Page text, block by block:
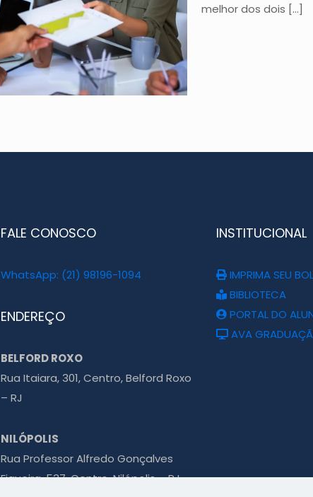
melhor dos dois […]
FALE CONOSCO
WhatsApp: (21) 98196-1094
ENDEREÇO
BELFORD ROXO
Rua Itaiara, 301, Centro, Belford Roxo
– RJ
NILÓPOLIS
Rua Professor Alfredo Gonçalves
Figueira, 537, Centro, Nilópolis – RJ
INSTITUCIONAL
IMPRIMA SEU
BIBLIOTECA
PORTAL DO
AVA